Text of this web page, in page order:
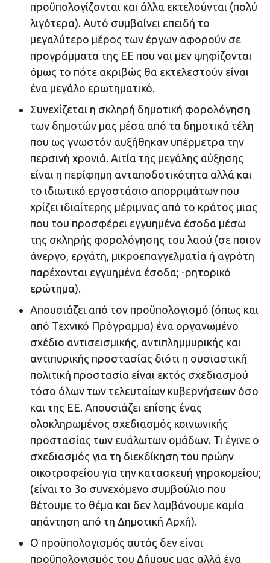
προϋπολογίζονται και άλλα εκτελούνται (πολύ
λιγότερα). Αυτό συμβαίνει επειδή το
μεγαλύτερο μέρος των έργων αφορούν σε
προγράμματα της ΕΕ που ναι μεν ψηφίζονται
όμως το πότε ακριβώς θα εκτελεστούν είναι
ένα μεγάλο ερωτηματικό.
Συνεχίζεται η σκληρή δημοτική φορολόγηση
των δημοτών μας μέσα από τα δημοτικά τέλη
που ως γνωστόν αυξήθηκαν υπέρμετρα την
περσινή χρονιά. Αιτία της μεγάλης αύξησης
είναι η περίφημη ανταποδοτικότητα αλλά και
το ιδιωτικό εργοστάσιο απορριμάτων που
χρίζει ιδιαίτερης μέριμνας από το κράτος μιας
που του προσφέρει εγγυημένα έσοδα μέσω
της σκληρής φορολόγησης του λαού (σε ποιον
άνεργο, εργάτη, μικροεπαγγελματία ή αγρότη
παρέχονται εγγυημένα έσοδα; -ρητορικό
ερώτημα).
Απουσιάζει από τον προϋπολογισμό (όπως και
από Τεχνικό Πρόγραμμα) ένα οργανωμένο
σχέδιο αντισεισμικής, αντιπλημμυρικής και
αντιπυρικής προστασίας διότι η ουσιαστική
πολιτική προστασία είναι εκτός σχεδιασμού
τόσο όλων των τελευταίων κυβερνήσεων όσο
και της ΕΕ. Απουσιάζει επίσης ένας
ολοκληρωμένος σχεδιασμός κοινωνικής
προστασίας των ευάλωτων ομάδων. Τι έγινε ο
σχεδιασμός για τη διεκδίκηση του πρώην
οικοτροφείου για την κατασκευή γηροκομείου;
(είναι το 3ο συνεχόμενο συμβούλιο που
θέτουμε το θέμα και δεν λαμβάνουμε καμία
απάντηση από τη Δημοτική Αρχή).
Ο προϋπολογισμός αυτός δεν είναι
προϋπολογισμός του Δήμους μας αλλά ένα